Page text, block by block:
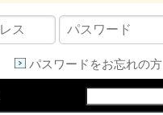
パスワードをお忘れの方